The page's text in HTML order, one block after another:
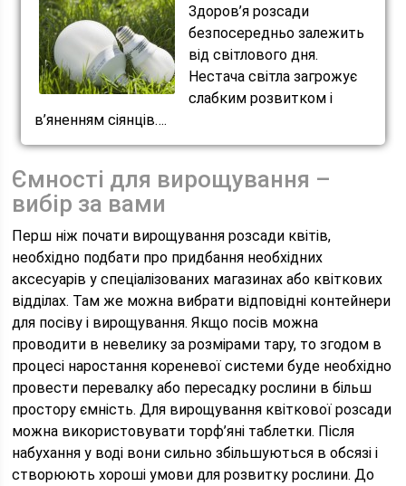
Здоров’я розсади
безпосередньо залежить
від світлового дня.
Нестача світла загрожує
слабким розвитком і
в’яненням сіянців….
Ємності для вирощування –
вибір за вами
Перш ніж почати вирощування розсади квітів,
необхідно подбати про придбання необхідних
аксесуарів у спеціалізованих магазинах або квіткових
відділах. Там же можна вибрати відповідні контейнери
для посіву і вирощування. Якщо посів можна
проводити в невелику за розмірами тару, то згодом в
процесі наростання кореневої системи буде необхідно
провести перевалку або пересадку рослини в більш
простору ємність. Для вирощування квіткової розсади
можна використовувати торф’яні таблетки. Після
набухання у воді вони сильно збільшуються в обсязі і
створюють хороші умови для розвитку рослини. До